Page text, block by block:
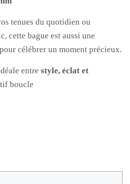
tenues du quotidien ou
cette bague est aussi une
pour célébrer un moment précieux.
entre style, éclat et
boucle